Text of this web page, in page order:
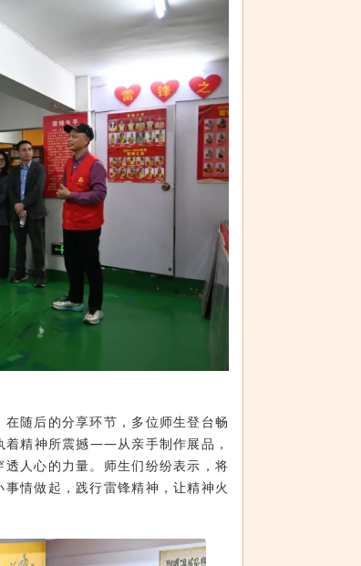
随后的分享环节，多位师生登台畅
着精神所震撼——从亲手制作展品，
人心的力量。师生们纷纷表示，将
情做起，践行雷锋精神，让精神火